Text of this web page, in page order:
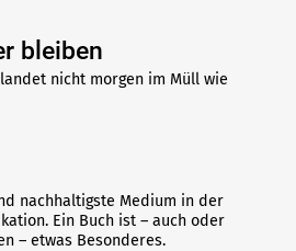
bleiben
nicht morgen im Müll wie
nachhaltigste Medium in der
Ein Buch ist – auch oder
– etwas Besonderes.